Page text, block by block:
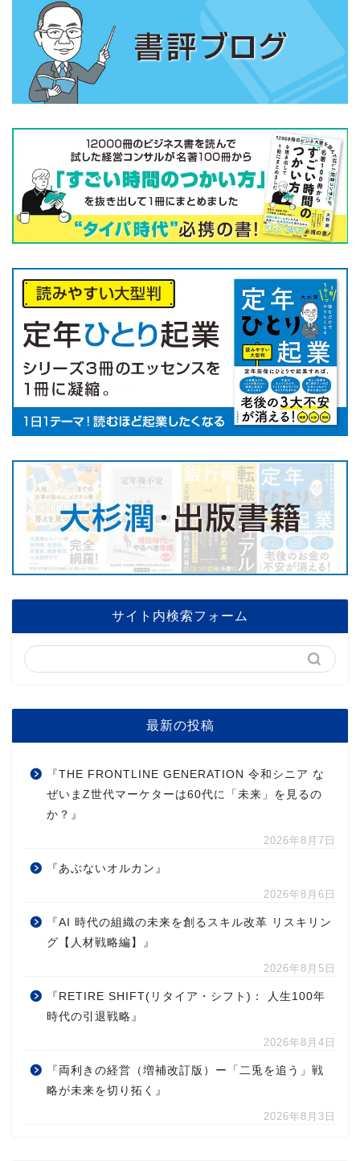
サイト内検索フォーム
最新の投稿
『THE FRONTLINE GENERATION 令和シニア な
ぜいまZ世代マーケターは60代に「未来」を見るの
か？』
2026年8月7日
『あぶないオルカン』
2026年8月6日
『AI 時代の組織の未来を創るスキル改革 リスキリン
グ【人材戦略編】』
2026年8月5日
『RETIRE SHIFT(リタイア・シフト)： 人生100年
時代の引退戦略』
2026年8月4日
『両利きの経営（増補改訂版）ー「二兎を追う」戦
略が未来を切り拓く』
2026年8月3日